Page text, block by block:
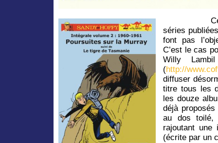
séries
font pas
C’est le cas
Willy
(http://
diffuser
titre tous les
les douze
déjà
au dos toilé,
rajoutant une
(écrite par un